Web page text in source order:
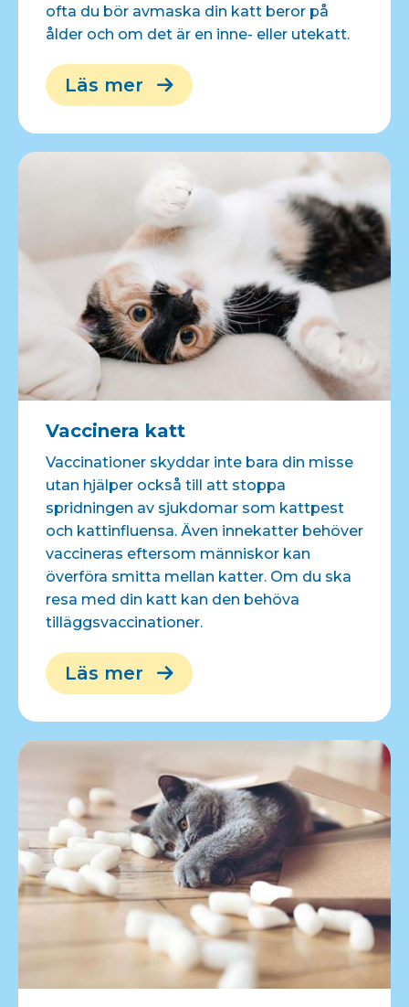
ofta du bör avmaska din katt beror på
ålder och om det är en inne- eller utekatt.
Läs mer
Vaccinera katt
Vaccinationer skyddar inte bara din misse
utan hjälper också till att stoppa
spridningen av sjukdomar som kattpest
och kattinfluensa. Även innekatter behöver
vaccineras eftersom människor kan
överföra smitta mellan katter. Om du ska
resa med din katt kan den behöva
tilläggsvaccinationer.
Läs mer